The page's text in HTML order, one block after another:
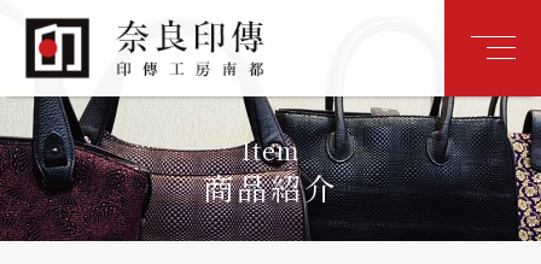
Item
商品紹介